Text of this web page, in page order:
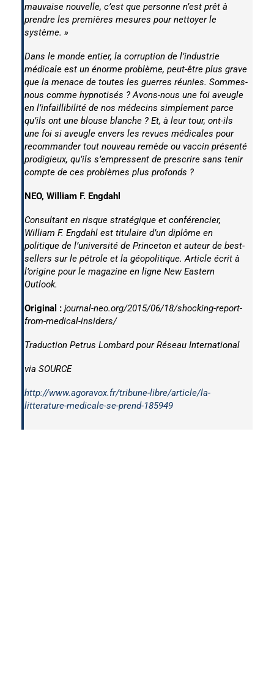
mauvaise nouvelle, c’est que personne n’est prêt à
prendre les premières mesures pour nettoyer le
système. »
Dans le monde entier, la corruption de l’industrie
médicale est un énorme problème, peut-être plus grave
que la menace de toutes les guerres réunies. Sommes-
nous comme hypnotisés ? Avons-nous une foi aveugle
en l’infaillibilité de nos médecins simplement parce
qu’ils ont une blouse blanche ? Et, à leur tour, ont-ils
une foi si aveugle envers les revues médicales pour
recommander tout nouveau remède ou vaccin présenté
prodigieux, qu’ils s’empressent de prescrire sans tenir
compte de ces problèmes plus profonds ?
NEO, William F. Engdahl
Consultant en risque stratégique et conférencier,
William F. Engdahl est titulaire d’un diplôme en
politique de l’université de Princeton et auteur de best-
sellers sur le pétrole et la géopolitique. Article écrit à
l’origine pour le magazine en ligne New Eastern
Outlook.
Original : journal-neo.org/2015/06/18/shocking-report-
from-medical-insiders/
Traduction Petrus Lombard pourRéseau International
via SOURCE
http://www.agoravox.fr/tribune-libre/article/la-
litterature-medicale-se-prend-185949